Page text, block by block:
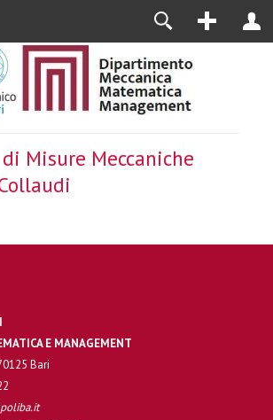
Misure Meccaniche
E MANAGEMENT
Bari